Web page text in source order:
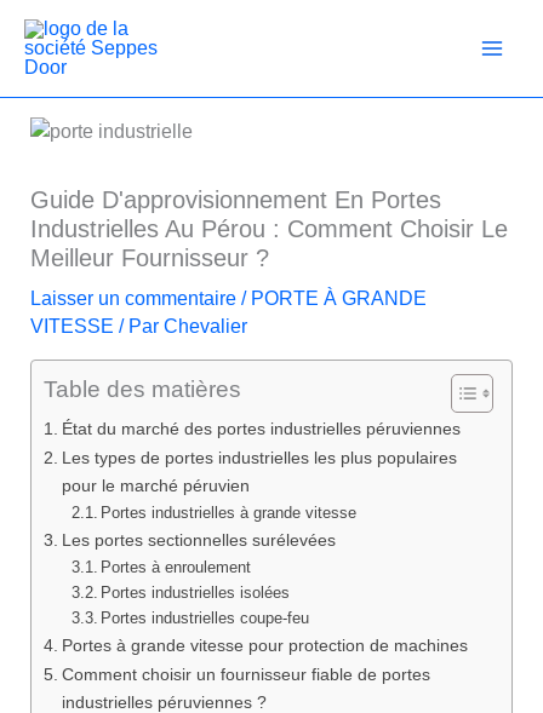
contenu
Guide D'approvisionnement En Portes
Industrielles Au Pérou : Comment Choisir Le
Meilleur Fournisseur ?
Laisser un commentaire / PORTE À GRANDE
VITESSE / Par Chevalier
Table des matières
État du marché des portes industrielles péruviennes
Les types de portes industrielles les plus populaires
pour le marché péruvien
Portes industrielles à grande vitesse
Les portes sectionnelles surélevées
Portes à enroulement
Portes industrielles isolées
Portes industrielles coupe-feu
Portes à grande vitesse pour protection de machines
Comment choisir un fournisseur fiable de portes
industrielles péruviennes ?